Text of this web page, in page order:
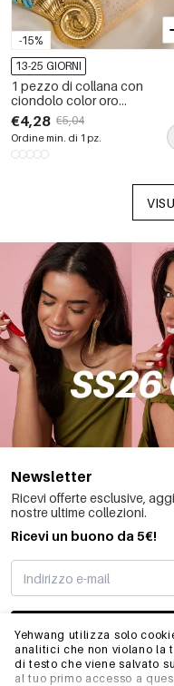
Yehwang utilizza solo
analitici che non violano la
di testo che viene salvato
al tuo primo accesso a
-15%
13-25 GIORNI
1 pezzo di collana con
ciondolo color oro
impermeabile in acciaio
inossidabile a forma di
€4,28 €5,04
Ordine min. di 1 pz.
Newsletter
Ricevi offerte esclusive,
nostre ultime collezioni.
Ricevi un buono da 5€!
MI